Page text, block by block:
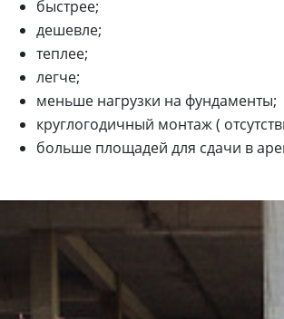
быстрее;
дешевле;
теплее;
легче;
меньше нагрузки на фундаменты;
круглогодичный монтаж (
больше площадей для сдачи в